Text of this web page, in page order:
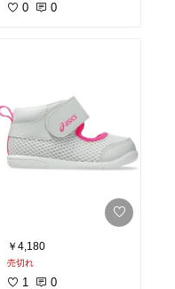
0 0
￥4,180
売切れ
1 0